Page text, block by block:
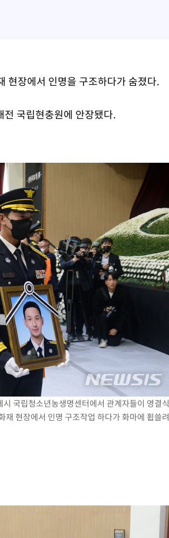
현장에서 인명을 구조하다가 숨졌다.
국립현충원에 안장됐다.
국립청소년농생명센터에서 관계자들이 영결식
현장에서 인명 구조작업 하다가 화마에 휩쓸려